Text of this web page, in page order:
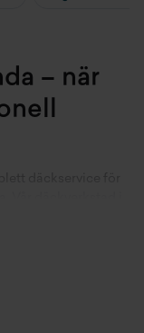
– när
effektiv hjälp